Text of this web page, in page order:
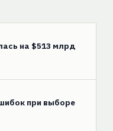
на $513 млрд
при выборе